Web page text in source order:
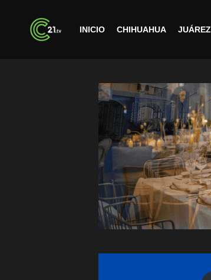
INICIO CHIHUAHUA JUÁREZ